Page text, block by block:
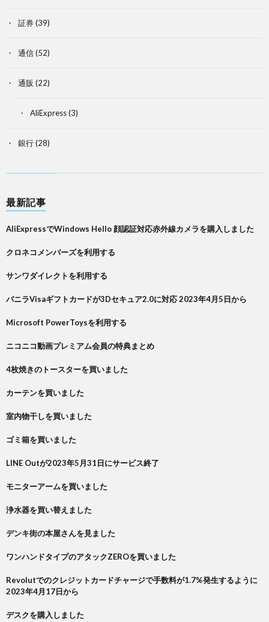
証券(39)
通信(52)
通販 (22)
AliExpress(3)
銀行(28)
最新記事
AliExpressでWindows Hello 顔認証対応赤外線カメラを購入しました
クロネコメンバーズを利用する
サンワダイレクトを利用する
バニラVisaギフトカードが3Dセキュア2.0に対応 2023年4月5日から
Microsoft PowerToysを利用する
ニコニコ動画プレミアム会員の特典まとめ
4枚焼きのトースターを買いました
カーテンを買いました
室内物干しを買いました
ゴミ箱を買いました
LINE Outが2023年5月31日にサービス終了
モニターアームを買いました
浄水器を買い替えました
デンキ街の本屋さんを見ました
ワンハンドタイプのアタックZEROを買いました
Revolutでのクレジットカードチャージで手数料が1.7%発生するように
2023年4月17日から
デスクを購入しました